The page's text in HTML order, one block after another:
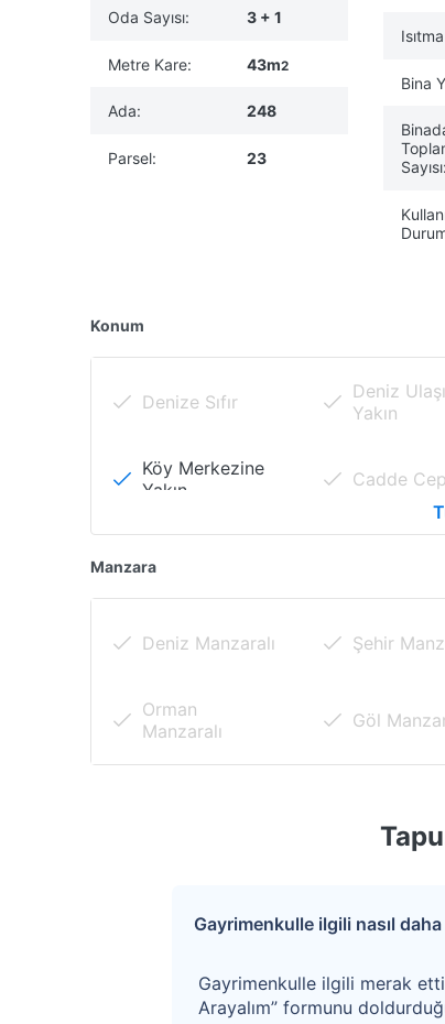
Oda Sayısı: 3 + 1
Metre Kare: 43m2
Ada: 248
Parsel: 23
Bina
Sayısı:
Konum
Denize Sıfır
Deniz
Yakın
Köy Merkezine
Yakın
Cadde
Yakın
Yakın
Merkezine
Manzara
Deniz Manzaralı Şehir
Orman
Manzaralı
Göl
Gayrimenkulle ilgili nasıl
Gayrimenkulle ilgili merak
Arayalım” formunu